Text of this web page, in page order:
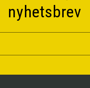
nyhetsbrev